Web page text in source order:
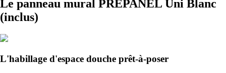
Le panneau mural PREPANEL Uni Blanc
(inclus)
L'habillage d'espace douche prêt-à-poser